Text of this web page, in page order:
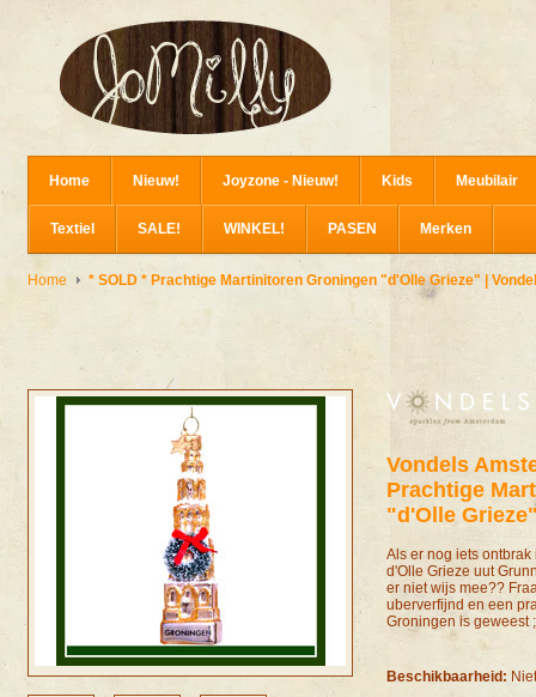
Home Nieuw! Joyzone - Nieuw! Kids Meubilair
Textiel SALE! WINKEL! PASEN Merken
Home * SOLD * Prachtige Martinitoren Groningen "d'Olle Grieze" |
Vondels
Prachtige
"d'Olle
Als er nog iets
d'Olle Grieze uut
er niet wijs mee??
uberverfijnd en een
Groningen is geweest
Beschikbaarheid: